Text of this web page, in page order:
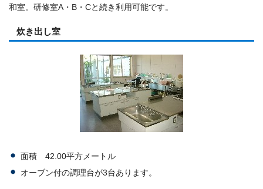
和室。研修室A・B・Cと続き利用可能です。
炊き出し室
面積 42.00平方メートル
オーブン付の調理台が3台あります。